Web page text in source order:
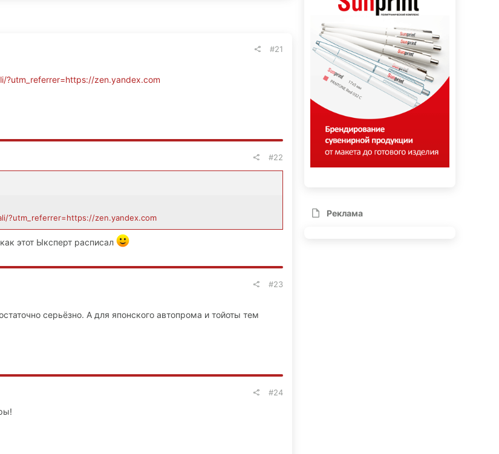
#21
?utm_referrer=https://zen.yandex.com
#22
?utm_referrer=https://zen.yandex.com
этот Ыксперт расписал
#23
серьёзно. А для японского автопрома и тойоты тем
#24
Реклама